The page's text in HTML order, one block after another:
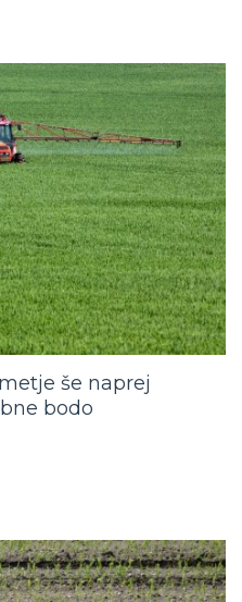
še naprej
bodo